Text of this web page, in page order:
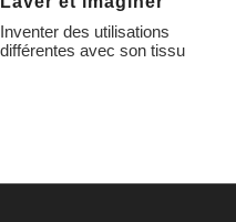
Inventer des utilisations
différentes avec son tissu